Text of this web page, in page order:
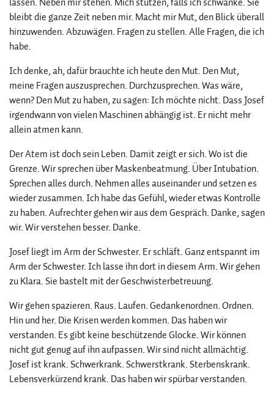
bleibt die ganze Zeit neben mir. Macht mir Mut, den Blick überall
hinzuwenden. Abzuwägen. Fragen zu stellen. Alle Fragen, die ich
habe.
Ich denke, ah, dafür brauchte ich heute den Mut. Den Mut,
meine Fragen auszusprechen. Durchzusprechen. Was wäre,
wenn? Den Mut zu haben, zu sagen: Ich möchte nicht. Dass Josef
irgendwann von vielen Maschinen abhängig ist. Er nicht mehr
allein atmen kann.
Der Atem ist doch sein Leben. Damit zeigt er sich. Wo ist die
Grenze. Wir sprechen über Maskenbeatmung. Über Intubation.
Sprechen alles durch. Nehmen alles auseinander und setzen es
wieder zusammen. Ich habe das Gefühl, wieder etwas Kontrolle
zu haben. Aufrechter gehen wir aus dem Gespräch. Danke, sagen
wir. Wir verstehen besser. Danke.
Josef liegt im Arm der Schwester. Er schläft. Ganz entspannt im
Arm der Schwester. Ich lasse ihn dort in diesem Arm. Wir gehen
zu Klara. Sie bastelt mit der Geschwisterbetreuung.
Wir gehen spazieren. Raus. Laufen. Gedankenordnen. Ordnen.
Hin und her. Die Krisen werden kommen. Das haben wir
verstanden. Es gibt keine beschützende Glocke. Wir können
nicht gut genug auf ihn aufpassen. Wir sind nicht allmächtig.
Josef ist krank. Schwerkrank. Schwerstkrank. Sterbenskrank.
Lebensverkürzend krank. Das haben wir spürbar verstanden.